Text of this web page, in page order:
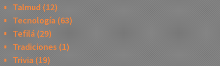
Talmud (12)
Tecnología(63)
Tefilá(29)
Tradiciones (1)
Trivia(19)